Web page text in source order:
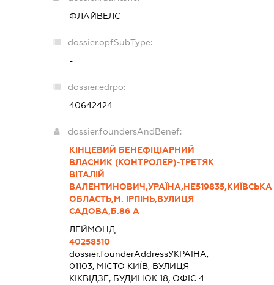
ФЛАЙВЕЛС
dossier.opfSubType:
-
dossier.edrpo:
40642424
dossier.foundersAndBenef:
КІНЦЕВИЙ БЕНЕФІЦІАРНИЙ
ВЛАСНИК (КОНТРОЛЕР)-ТРЕТЯК
ВІТАЛІЙ
ВАЛЕНТИНОВИЧ,УРАЇНА,НЕ519835,КИЇВСЬКА
ОБЛАСТЬ,М. ІРПІНЬ,ВУЛИЦЯ
САДОВА,Б.86 А
ЛЕЙМОНД
40258510
dossier.founderAddressУКРАЇНА,
01103, МІСТО КИЇВ, ВУЛИЦЯ
КІКВІДЗЕ, БУДИНОК 18, ОФІС 4